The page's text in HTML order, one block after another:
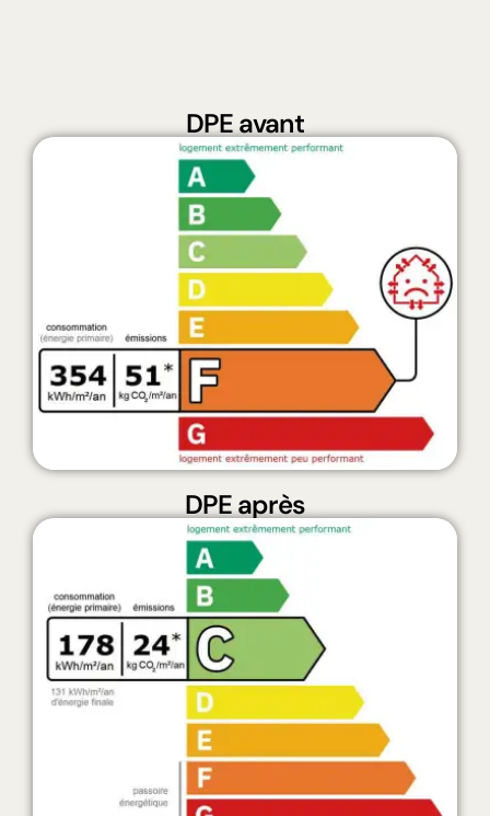
DPE avant
DPE après